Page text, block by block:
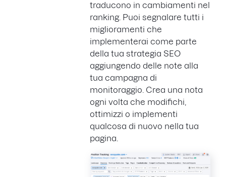
traducono in cambiamenti nel
ranking. Puoi segnalare tutti i
miglioramenti che
implementerai come parte
della tua strategia SEO
aggiungendo delle note alla
tua campagna di
monitoraggio. Crea una nota
ogni volta che modifichi,
ottimizzi o implementi
qualcosa di nuovo nella tua
pagina.